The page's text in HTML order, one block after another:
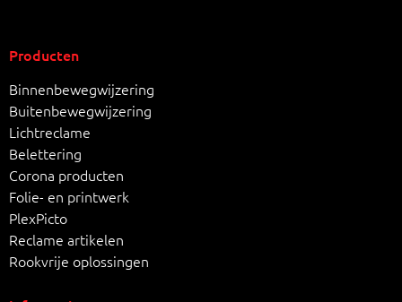
Producten
Binnenbewegwijzering
Buitenbewegwijzering
Lichtreclame
Belettering
Corona producten
Folie- en printwerk
PlexPicto
Reclame artikelen
Rookvrije oplossingen